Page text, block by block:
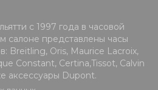
с 1997 года в часовой
салоне представлены часы
Breitling, Oris, Maurice Lacroix,
Constant, Certina,Tissot, Calvin
аксессуары Dupont.